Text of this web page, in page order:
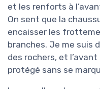
et les renforts à
On sent que la
encaisser les
branches. Je me suis
des rochers, et
protégé sans se